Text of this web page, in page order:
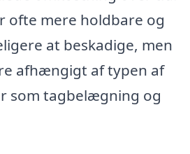
ofte mere holdbare og
at beskadige, men
afhængigt af typen af
som tagbelægning og